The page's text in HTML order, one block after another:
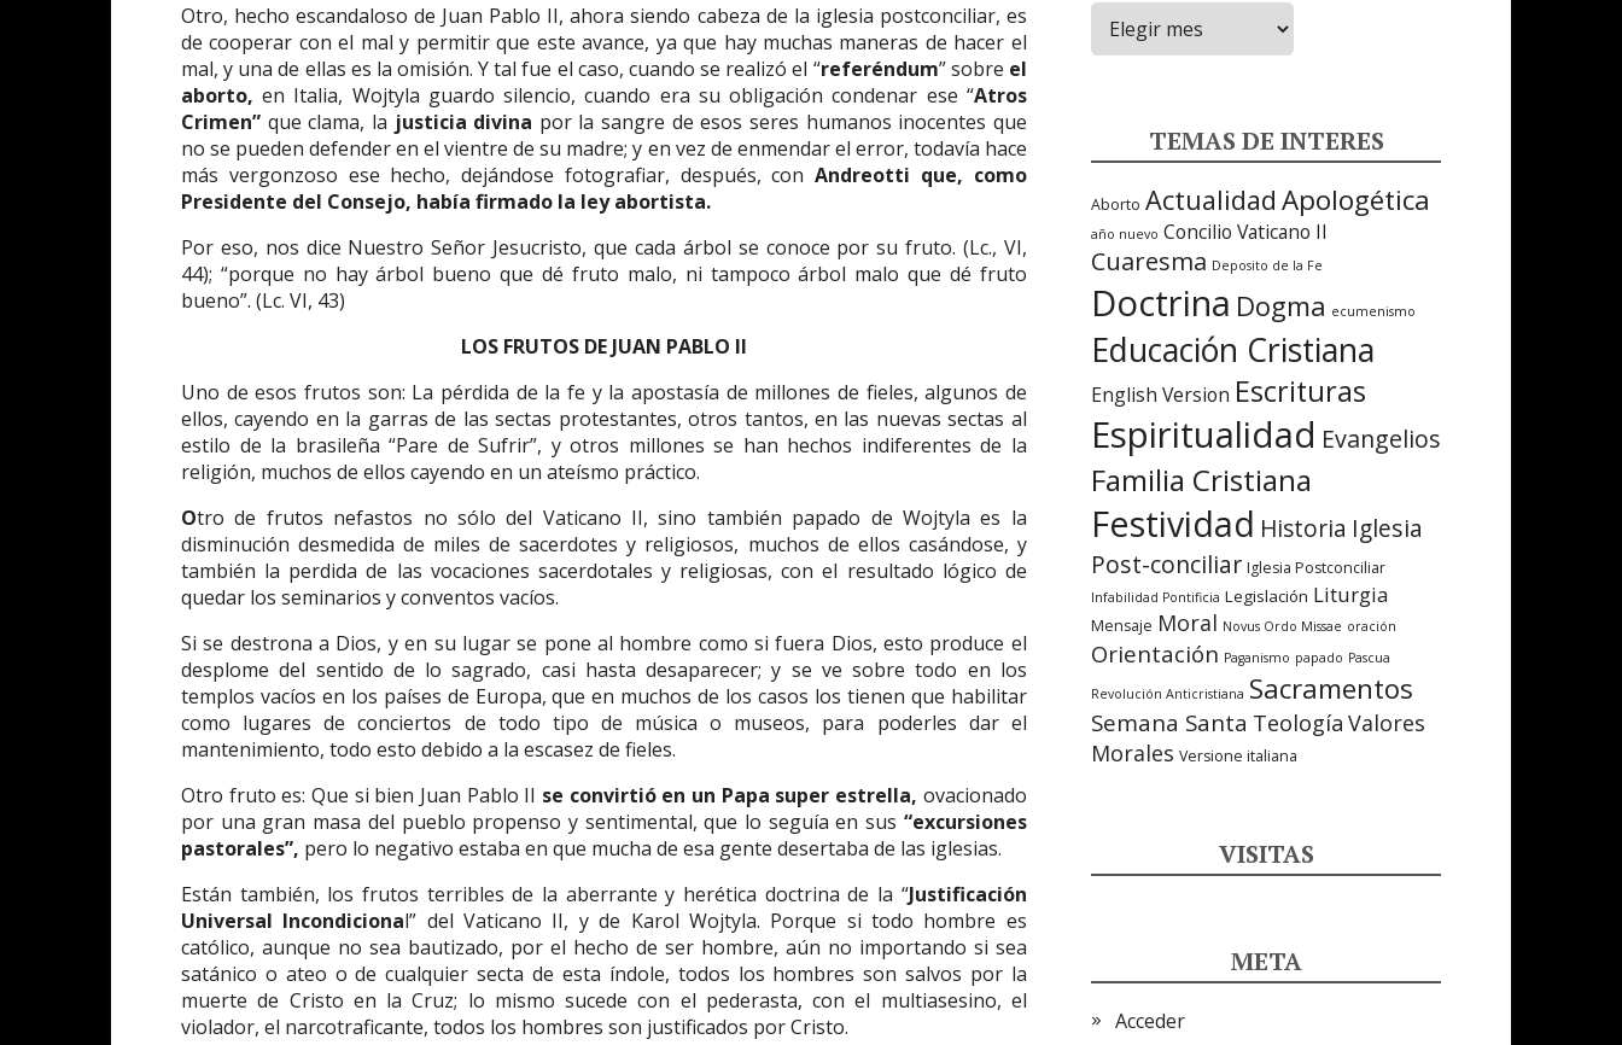
Otro, hecho escandaloso de Juan Pablo II, ahora siendo cabeza de la iglesia postconciliar, es
de cooperar con el mal y permitir que este avance, ya que hay muchas maneras de hacer el
mal, y una de ellas es la omisión. Y tal fue el caso, cuando se realizó el “referéndum” sobre el
aborto,en Italia, Wojtyla guardo silencio, cuando era su obligación condenar ese “Atros
Crimen” que clama, la justicia divina por la sangre de esos seres humanos inocentes que
no se pueden defender en el vientre de su madre; y en vez de enmendar el error, todavía hace
más vergonzoso ese hecho, dejándose fotografiar, después, conAndreotti que, como
Presidente del Consejo, había firmado la ley abortista.
Por eso, nos dice Nuestro Señor Jesucristo, que cada árbol se conoce por su fruto. (Lc., VI,
44); “porque no hay árbol bueno que dé fruto malo, ni tampoco árbol malo que dé fruto
bueno”. (Lc. VI, 43)
LOS FRUTOS DE JUAN PABLO II
Uno de esos frutos son: La pérdida de la fe y la apostasía de millones de fieles, algunos de
ellos, cayendo en la garras de las sectas protestantes, otros tantos, en las nuevas sectas al
estilo de la brasileña “Pare de Sufrir”, y otros millones se han hechos indiferentes de la
religión, muchos de ellos cayendo en un ateísmo práctico.
Otro de frutos nefastos no sólo del Vaticano II, sino también papado de Wojtyla es la
disminución desmedida de miles de sacerdotes y religiosos, muchos de ellos casándose, y
también la perdida de las vocaciones sacerdotales y religiosas, con el resultado lógico de
quedar los seminarios y conventos vacíos.
Si se destrona a Dios, y en su lugar se pone al hombre como si fuera Dios, esto produce el
desplome del sentido de lo sagrado, casi hasta desaparecer; y se ve sobre todo en los
templos vacíos en los países de Europa, que en muchos de los casos los tienen que habilitar
como lugares de conciertos de todo tipo de música o museos, para poderles dar el
mantenimiento, todo esto debido a la escasez de fieles.
Otro fruto es: Que si bien Juan Pablo II se convirtió en un Papa super estrella, ovacionado
por una gran masa del pueblo propenso y sentimental, que lo seguía en sus “excursiones
pastorales”, pero lo negativo estaba en que mucha de esa gente desertaba de las iglesias.
Están también, los frutos terribles de la aberrante y herética doctrina de la “Justificación
Universal Incondicional” del Vaticano II, y de Karol Wojtyla. Porque si todo hombre es
católico, aunque no sea bautizado, por el hecho de ser hombre, aún no importando si sea
satánico o ateo o de cualquier secta de esta índole, todos los hombres son salvos por la
muerte de Cristo en la Cruz; lo mismo sucede con el pederasta, con el multiasesino, el
violador, el narcotraficante, todos los hombres son justificados por Cristo.
ARCHIVO
TEMAS DE INTERES
Aborto Actualidad Apologética
año nuevo Concilio Vaticano II
Cuaresma Deposito de la Fe
Doctrina Dogma ecumenismo
Educación Cristiana
English Version Escrituras
Espiritualidad Evangelios
Familia Cristiana
Festividad Historia Iglesia
Post-conciliar Iglesia Postconciliar
Infabilidad Pontificia Legislación Liturgia
Mensaje Moral Novus Ordo Missae oración
Orientación Paganismo papado Pascua
Revolución Anticristiana Sacramentos
Semana Santa Teología Valores
Morales Versione italiana
VISITAS
META
Acceder